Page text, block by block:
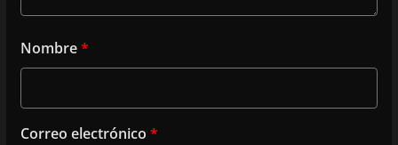
Nombre*
Correo electrónico *